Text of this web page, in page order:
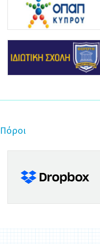
Πόροι